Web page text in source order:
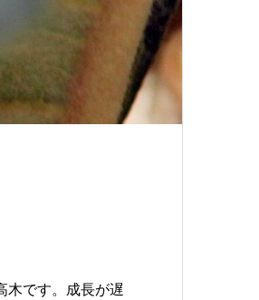
木です。成長が遅